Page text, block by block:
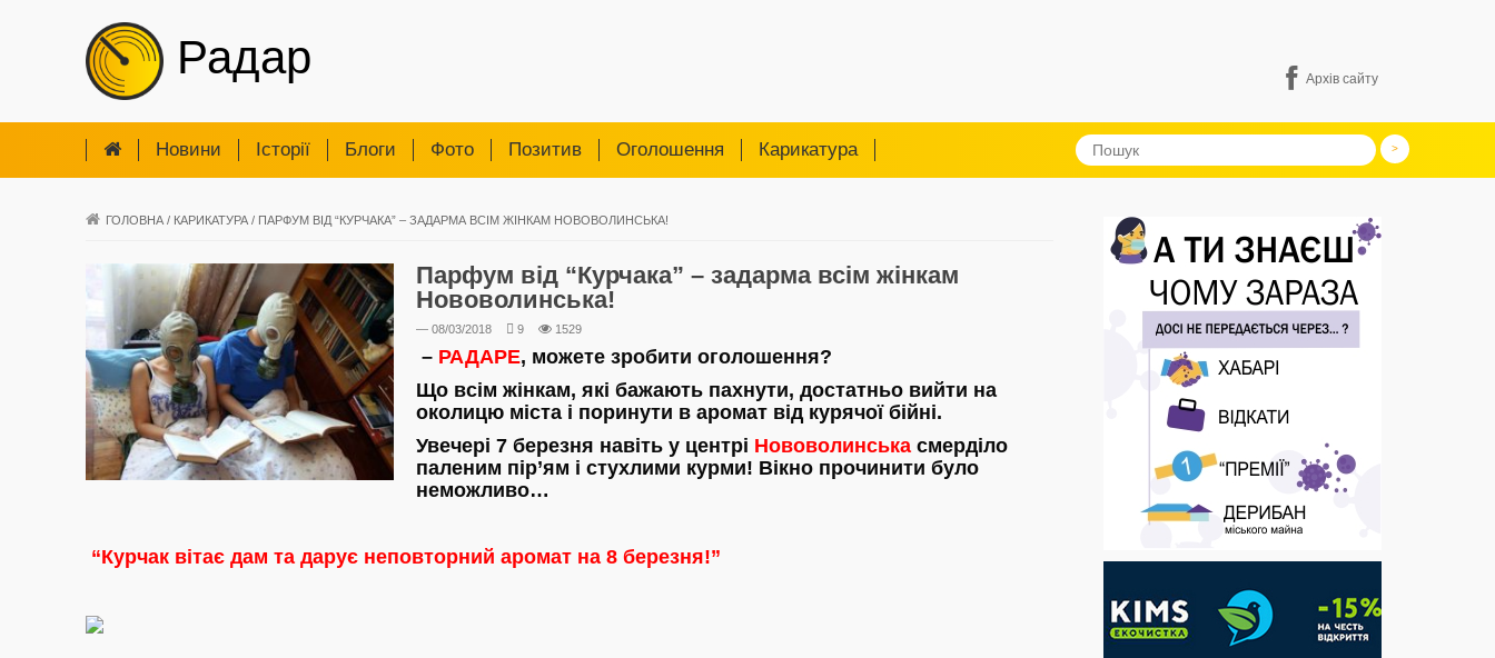
Радар Архів сайту
Новини Iсторії Блоги Фото Позитив Оголошення Карикатура
ГОЛОВНА / КАРИКАТУРА / ПАРФУМ ВІД “КУРЧАКА” – ЗАДАРМА ВСІМ ЖІНКАМ НОВОВОЛИНСЬКА!
Парфум від “Курчака” – задарма всім жінкам
Нововолинська!
— 08/03/2018 9 1529
– РАДАРЕ, можете зробити оголошення?
Що всім жінкам, які бажають пахнути, достатньо вийти на
околицю міста і поринути в аромат від курячої бійні.
Увечері 7 березня навіть у центрі Нововолинська смерділо
паленим пір’ям і стухлими курми! Вікно прочинити було
неможливо…
“Курчак вітає дам та дарує неповторний аромат на 8 березня!”